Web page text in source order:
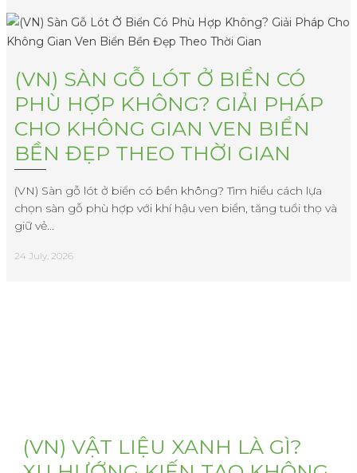
(VN) SÀN GỖ LÓT Ở BIỂN CÓ
PHÙ HỢP KHÔNG? GIẢI PHÁP
CHO KHÔNG GIAN VEN BIỂN
BỀN ĐẸP THEO THỜI GIAN
(VN) Sàn gỗ lót ở biển có bền không? Tìm hiểu cách lựa
chọn sàn gỗ phù hợp với khí hậu ven biển, tăng tuổi thọ và
giữ vẻ...
24 July, 2026
(VN) VẬT LIỆU XANH LÀ GÌ?